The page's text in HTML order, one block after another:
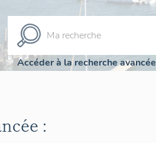
Accéder à la recherche avancée
: